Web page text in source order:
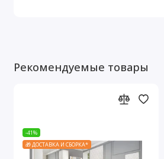
Рекомендуемые товары
-41%
🎁 ДОСТАВКА И СБОРКА*